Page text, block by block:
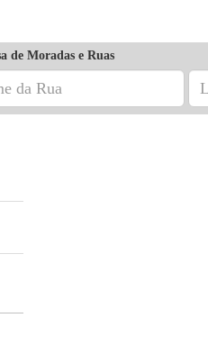
de Moradas e Ruas